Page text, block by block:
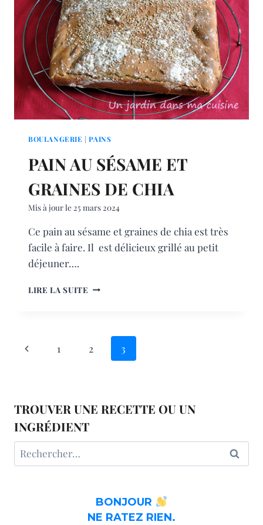
BOULANGERIE |PAINS
PAIN AU SÉSAME ET
GRAINES DE CHIA
Mis à jour le 25 mars 2024
Ce pain au sésame et graines de chia est très
facile à faire. Il est délicieux grillé au petit
déjeuner….
LIRE LA SUITE PAIN
GRAINES
DE
NAVIGATION
Page
1 2 3
TROUVER UNE RECETTE OU UN
INGRÉDIENT
Rechercher :
BONJOUR
NE RATEZ RIEN.